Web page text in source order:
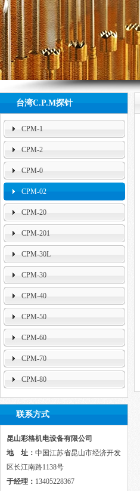
null
台湾C.P.M探针
CPM-1
CPM-2
CPM-0
CPM-02
CPM-20
CPM-201
CPM-30L
CPM-30
CPM-40
CPM-50
CPM-60
CPM-70
CPM-80
联系方式
昆山彩格机电设备有限公司
地 址： 中国江苏省昆山市经济开发
区长江南路1138号
于经理： 13405228367